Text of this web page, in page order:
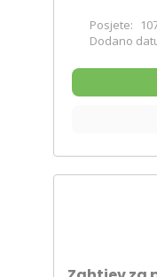
Posjete:
Dodano